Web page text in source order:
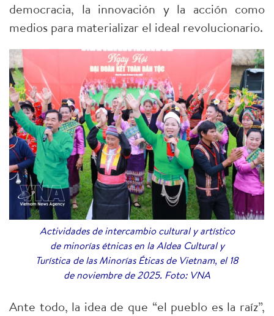
democracia, la innovación y la acción como
medios para materializar el ideal revolucionario.
Actividades de intercambio cultural y artístico
de minorías étnicas en la Aldea Cultural y
Turística de las Minorías Éticas de Vietnam, el 18
de noviembre de 2025. Foto: VNA
Ante todo, la idea de que “el pueblo es la raíz”,